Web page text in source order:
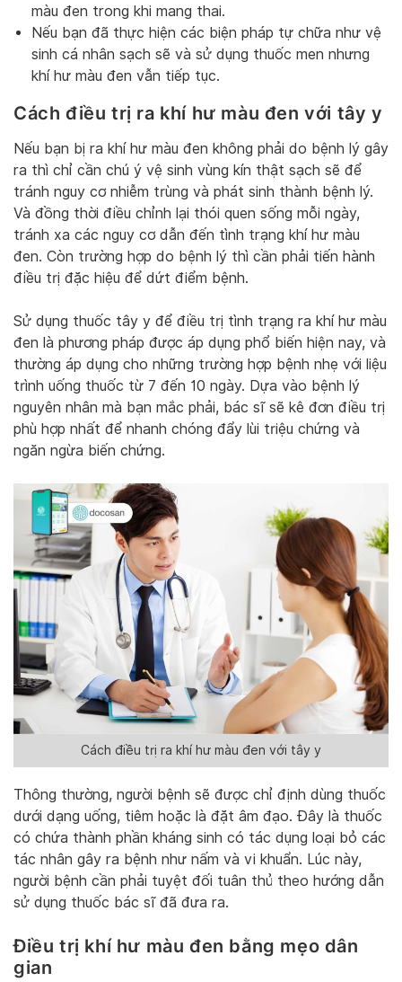
màu đen trong khi mang thai.
Nếu bạn đã thực hiện các biện pháp tự chữa như vệ
sinh cá nhân sạch sẽ và sử dụng thuốc men nhưng
khí hư màu đen vẫn tiếp tục.
Cách điều trị ra khí hư màu đen với tây y
Nếu bạn bị ra khí hư màu đen không phải do bệnh lý gây
ra thì chỉ cần chú ý vệ sinh vùng kín thật sạch sẽ để
tránh nguy cơ nhiễm trùng và phát sinh thành bệnh lý.
Và đồng thời điều chỉnh lại thói quen sống mỗi ngày,
tránh xa các nguy cơ dẫn đến tình trạng khí hư màu
đen. Còn trường hợp do bệnh lý thì cần phải tiến hành
điều trị đặc hiệu để dứt điểm bệnh.
Sử dụng thuốc tây y để điều trị tình trạng ra khí hư màu
đen là phương pháp được áp dụng phổ biến hiện nay, và
thường áp dụng cho những trường hợp bệnh nhẹ với liệu
trình uống thuốc từ 7 đến 10 ngày. Dựa vào bệnh lý
nguyên nhân mà bạn mắc phải, bác sĩ sẽ kê đơn điều trị
phù hợp nhất để nhanh chóng đẩy lùi triệu chứng và
ngăn ngừa biến chứng.
Cách điều trị ra khí hư màu đen với tây y
Thông thường, người bệnh sẽ được chỉ định dùng thuốc
dưới dạng uống, tiêm hoặc là đặt âm đạo. Đây là thuốc
có chứa thành phần kháng sinh có tác dụng loại bỏ các
tác nhân gây ra bệnh như nấm và vi khuẩn. Lúc này,
người bệnh cần phải tuyệt đối tuân thủ theo hướng dẫn
sử dụng thuốc bác sĩ đã đưa ra.
Điều trị khí hư màu đen bằng mẹo dân
gian